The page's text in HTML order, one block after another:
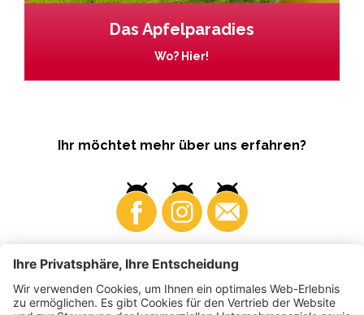
Das Apfelparadies
Wo? Hier!
Ihr möchtet mehr über uns erfahren?
Business Produzenten